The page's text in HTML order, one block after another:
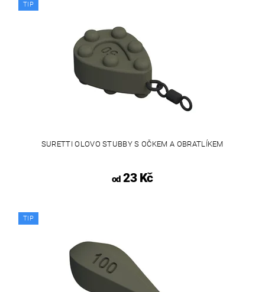
TIP
SURETTI OLOVO STUBBY S OČKEM A OBRATLÍKEM
od23 Kč
TIP